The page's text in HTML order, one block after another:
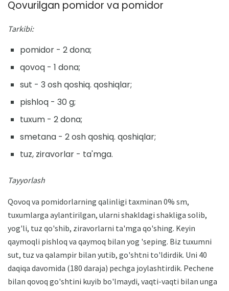
Qovurilgan pomidor va pomidor
Tarkibi:
pomidor - 2 dona;
qovoq - 1 dona;
sut - 3 osh qoshiq. qoshiqlar;
pishloq - 30 g;
tuxum - 2 dona;
smetana - 2 osh qoshiq. qoshiqlar;
tuz, ziravorlar - ta'mga.
Tayyorlash
Qovoq va pomidorlarning qalinligi taxminan 0% sm,
tuxumlarga aylantirilgan, ularni shakldagi shakliga solib,
yog'li, tuz qo'shib, ziravorlarni ta'mga qo'shing. Keyin
qaymoqli pishloq va qaymoq bilan yog 'seping. Biz tuxumni
sut, tuz va qalampir bilan yutib, go'shtni to'ldirdik. Uni 40
daqiqa davomida (180 daraja) pechga joylashtirdik. Pechene
bilan qovoq go'shtini kuyib bo'lmaydi, vaqti-vaqti bilan unga